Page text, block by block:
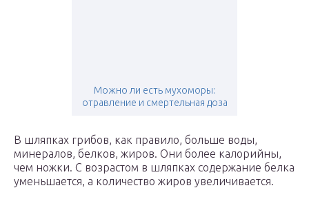
Можно ли есть мухоморы:
отравление и смертельная доза
В шляпках грибов, как правило, больше воды,
минералов, белков, жиров. Они более калорийны,
чем ножки. С возрастом в шляпках содержание белка
уменьшается, а количество жиров увеличивается.